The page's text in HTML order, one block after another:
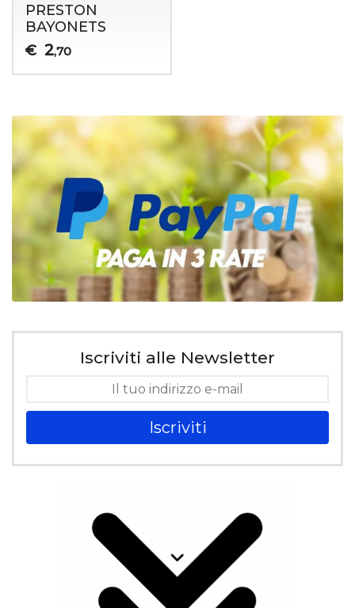
PRESTON
BAYONETS
€ 2,70
Iscriviti alle Newsletter
Iscriviti